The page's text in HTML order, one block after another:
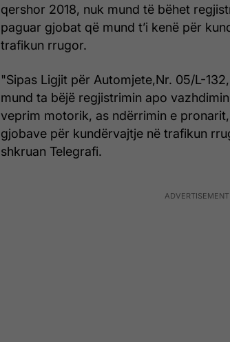
qershor 2018, nuk mund të bëhet
paguar gjobat që mund t’i kenë për
trafikun rrugor.
"Sipas Ligjit për Automjete,Nr. 05/L-
mund ta bëjë regjistrimin apo
veprim motorik, as ndërrimin e
gjobave për kundërvajtje në trafikun
shkruan Telegrafi.